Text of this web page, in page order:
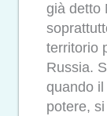
già detto
territorio
Russia.
quando il
potere,